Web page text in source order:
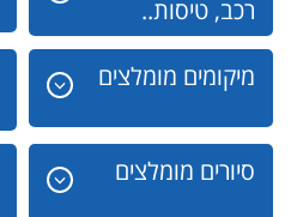
רכב, טיסות..
מיקומים מומלצים
סיורים מומלצים